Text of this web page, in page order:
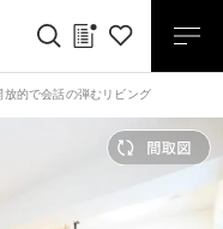
的で会話の弾むリビング